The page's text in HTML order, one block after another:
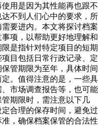
用是因为其性能再也跟不
达不到人们心中的要求，所
要进内。本文将探讨档案
项，以帮助更好地理解和
是指针对特定项目的短期
目包括日常行政记录、定
管期限为至年，具体时间
。值得注意的是，一些具
市场调查报告等，也可能
期限时，需注意以下几
合理的保存时间，避免过
，确保档案保管的合法性